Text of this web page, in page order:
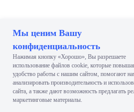
10. Порядок сбора,
и других видов обработки
данных
Безопасность
обрабатываются
ОТПРАВИТЬ
Мы ценим Вашу
конфиденциальность
Нажимая кнопку «Хорошо», Вы разрешаете
использование файлов сооkіе, которые
удобство работы с нашим сайтом, помогают
анализировать производительность и
сайта, а также дают возможность предлагать
маркетинговые материалы.